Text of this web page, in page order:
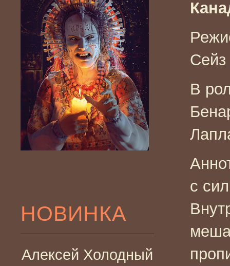
НОВИНКА
Алексей Холодный
Сейз
В
с